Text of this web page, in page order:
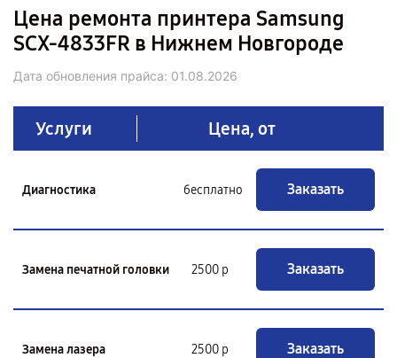
Цена ремонта принтера Samsung
SCX-4833FR в Нижнем Новгороде
Дата обновления прайса: 01.08.2026
Услуги Цена, от
Диагностика бесплатно Заказать
Замена печатной головки 2500 р Заказать
Замена лазера 2500 р Заказать